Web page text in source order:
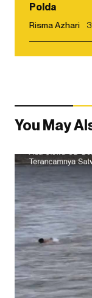
Polda
Risma Azhari
You May